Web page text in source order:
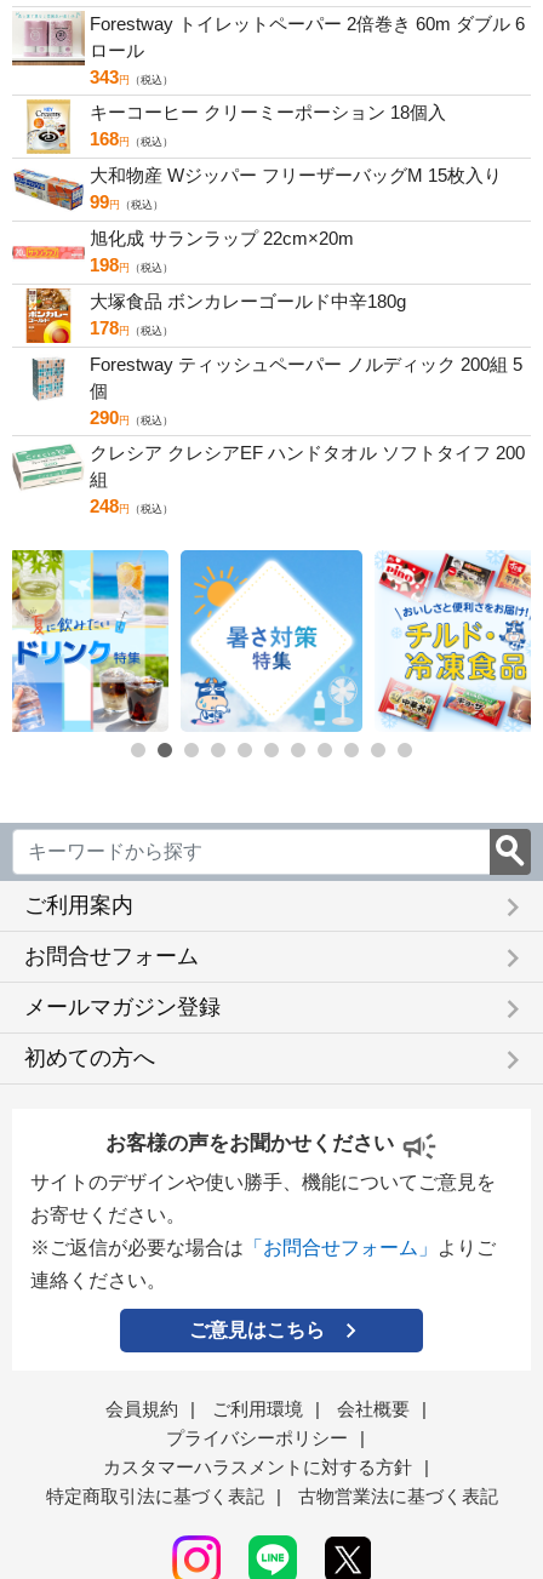
Forestway トイレットペーパー 2倍巻き 60m ダブル 6
ロール
343円 （税込）
キーコーヒー クリーミーポーション 18個入
168円 （税込）
大和物産 Wジッパー フリーザーバッグM 15枚入り
99円 （税込）
旭化成 サランラップ 22cm×20m
198円 （税込）
大塚食品 ボンカレーゴールド中辛180g
178円 （税込）
Forestway ティッシュペーパー ノルディック 200組 5
個
290円 （税込）
クレシア クレシアEF ハンドタオル ソフトタイフ 200
組
248円 （税込）
ご利用案内 keyboard_arrow_right
お問合せフォーム keyboard_arrow_right
メールマガジン登録 keyboard_arrow_right
初めての方へ keyboard_arrow_right
お客様の声をお聞かせください
サイトのデザインや使い勝手、機能についてご意見を
お寄せください。
※ご返信が必要な場合は 「お問合せフォーム」
よりご
連絡ください。
ご意見はこちら
会員規約 | ご利用環境 | 会社概要
|
プライバシーポリシー
|
カスタマーハラスメントに対する方針
|
特定商取引法に基づく表記
| 古物営業法に基づく表記